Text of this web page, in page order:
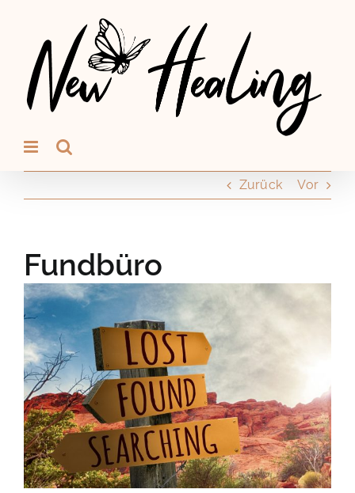
springen
Zurück Vor
Fundbüro